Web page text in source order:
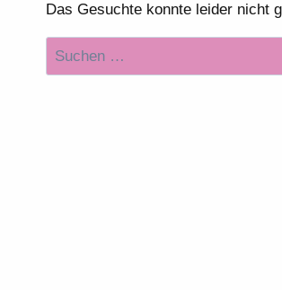
Das Gesuchte konnte leider nicht
Suchen
nach: